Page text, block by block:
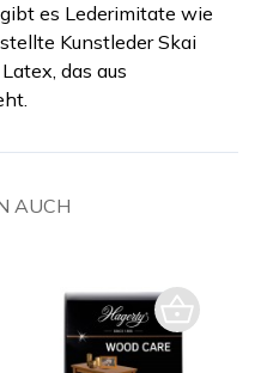
es Lederimitate wie
Kunstleder Skai
das aus
AUCH